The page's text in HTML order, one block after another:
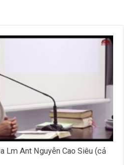
Lm Ant Nguyễn Cao Siêu (cả